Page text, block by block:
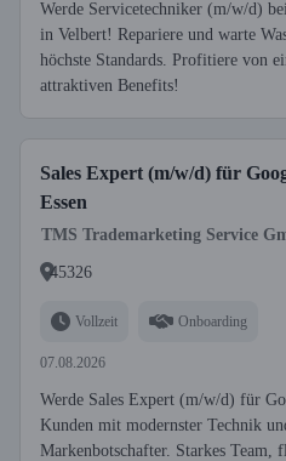
Werde Servicetechniker (m/w/d)
in Velbert! Repariere und warte
höchste Standards. Profitiere von
attraktiven Benefits!
Sales Expert (m/w/d) für
Essen
TMS Trademarketing Service
45326
Vollzeit Onboarding
07.08.2026
Werde Sales Expert (m/w/d) für
Kunden mit modernster Technik
Markenbotschafter. Starkes Team,